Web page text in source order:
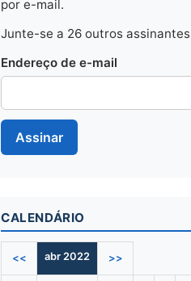
por e-mail.
Junte-se a 26 outros assinantes
Endereço de e-mail
Assinar
CALENDÁRIO
<< abr 2022 >>